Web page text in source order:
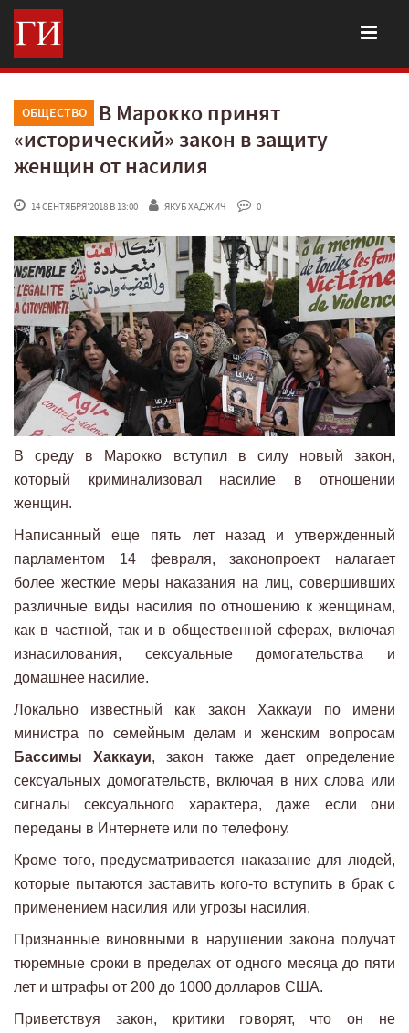
ОБЩЕСТВО
В Марокко принят
«исторический» закон в защиту
женщин от насилия
14 СЕНТЯБРЯ'2018 В 13:00 ЯКУБ ХАДЖИЧ 0
В среду в Марокко вступил в силу новый закон,
который криминализовал насилие в отношении
женщин.
Написанный еще пять лет назад и утвержденный
парламентом 14 февраля, законопроект налагает
более жесткие меры наказания на лиц, совершивших
различные виды насилия по отношению к женщинам,
как в частной, так и в общественной сферах, включая
изнасилования, сексуальные домогательства и
домашнее насилие.
Локально известный как закон Хаккауи по имени
министра по семейным делам и женским вопросам
Бассимы Хаккауи, закон также дает определение
сексуальных домогательств, включая в них слова или
сигналы сексуального характера, даже если они
переданы в Интернете или по телефону.
Кроме того, предусматривается наказание для людей,
которые пытаются заставить кого-то вступить в брак с
применением насилия или угрозы насилия.
Признанные виновными в нарушении закона получат
тюремные сроки в пределах от одного месяца до пяти
лет и штрафы от 200 до 1000 долларов США.
Приветствуя закон, критики говорят, что он не